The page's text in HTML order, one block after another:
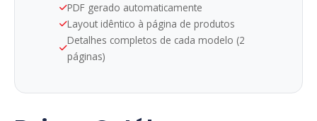
PDF gerado automaticamente
Layout idêntico à página de produtos
Detalhes completos de cada modelo (2
páginas)